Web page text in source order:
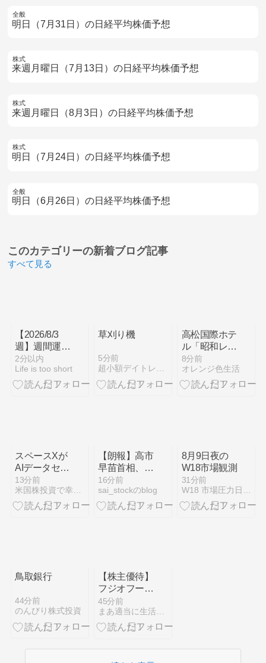
全般
明日（7月31日）の日経平均株価予想
株式
来週月曜日（7月13日）の日経平均株価予想
株式
来週月曜日（8月3日）の日経平均株価予想
株式
明日（7月24日）の日経平均株価予想
全般
明日（6月26日）の日経平均株価予想
このカテゴリーの新着ブログ記事
すべて見る
【2026/8/3
週】週間運用
結果【トライ
オート・バラ
エティ
2分以内
Life is too short
草刈り機
5分前
超小額デイトレード研究
高松国際ホテ
ル「昭和レト
ロアフタヌー
ンティー」/
中川政七商店
嬢は何故か彼
に溺愛される
8分前
オレンジ色生活
スペースXが
AIデータセン
ター市場を変
える？エヌビ
ディアGPU
13分前
【朗報】高市
早苗首相、
3000万の公
用車でタバコ
を吸うのが至
16分前
sai_stockのblog
8月9日夜の
W18市場観測
31分前
鳥取銀行
44分前
のんびり株式投資
【株主優待】
フジオフード
グループ本社
(2752) 株主様
ご優待のお申
が到着
（2026/8/7）
45分前